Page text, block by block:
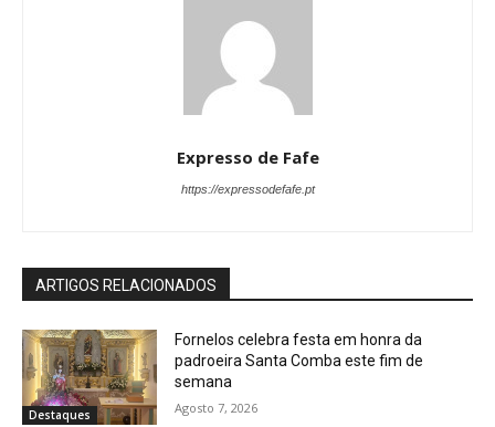
Expresso de Fafe
https://expressodefafe.pt
ARTIGOS RELACIONADOS
Destaques
Fornelos celebra festa em honra da
padroeira Santa Comba este fim de
semana
Agosto 7, 2026